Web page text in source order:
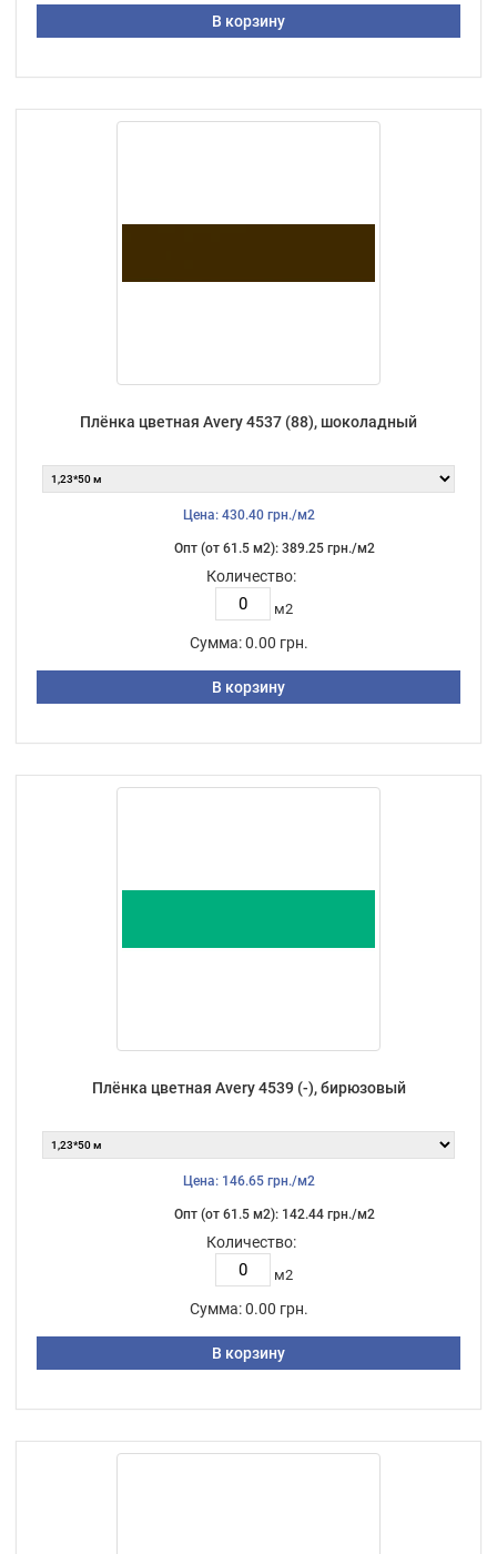
В корзину
Плёнка цветная Avery 4537 (88), шоколадный
Цена: 430.40 грн./м2
Опт (от 61.5 м2): 389.25 грн./м2
Количество:
м2
Сумма: 0.00 грн.
В корзину
Плёнка цветная Avery 4539 (-), бирюзовый
Цена: 146.65 грн./м2
Опт (от 61.5 м2): 142.44 грн./м2
Количество:
м2
Сумма: 0.00 грн.
В корзину